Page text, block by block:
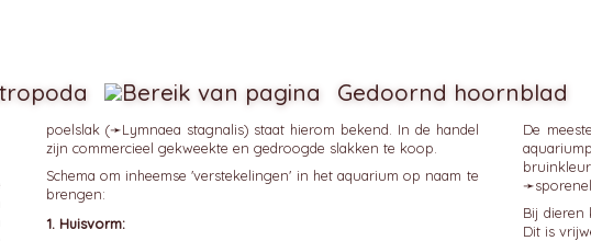
Gedoornd hoornblad
poelslak (➛Lymnaea stagnalis) staat hierom bekend. In de handel
zijn commercieel gekweekte en gedroogde slakken te koop.
Schema om inheemse 'verstekelingen' in het aquarium op naam te
brengen:
Huisvorm:
De
➛
Bij
Dit is